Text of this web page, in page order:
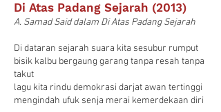
Di Atas Padang Sejarah (2013)
A. Samad Said dalam Di Atas Padang Sejarah
Di dataran sejarah suara kita sesubur rumput
bisik kalbu bergaung garang tanpa resah tanpa
takut
lagu kita rindu demokrasi darjat awan tertinggi
mengindah ufuk senja merai kemerdekaan diri